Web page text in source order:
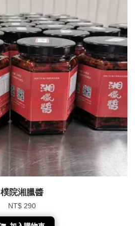
樸院湘臘醬
NT$ 290